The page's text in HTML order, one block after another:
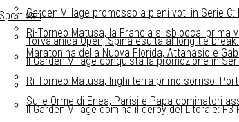
Torvaianica Open, Spina esulta al long tie-
Garden Village promosso a pieni voti in Serie
Il Garden Village conquista la promozione in
Il Garden Village domina il derby del Litorale: F3
Ri-Torneo Matusa, la Francia si sblocca: prima
Ri-Torneo Matusa, Inghilterra primo sorriso:
Sport vari
Maratonina della Nuova Florida, Attanasio e
Sulle Orme di Enea, Parisi e Papa dominatori